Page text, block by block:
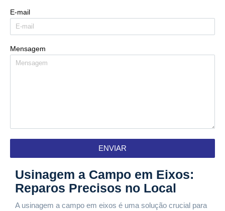
E-mail
Mensagem
ENVIAR
Usinagem a Campo em Eixos:
Reparos Precisos no Local
A usinagem a campo em eixos é uma solução crucial para